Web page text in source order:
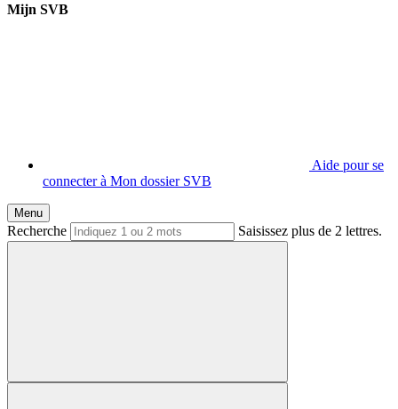
Mijn SVB
Aide pour se
connecter à Mon dossier SVB
Menu
Recherche Saisissez plus de 2 lettres.